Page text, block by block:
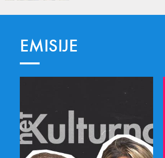
EMISIJE